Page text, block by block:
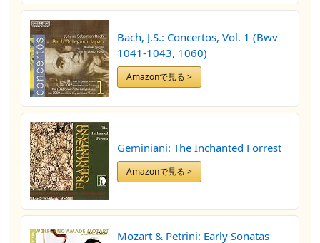
Bach, J.S.: Concertos, Vol. 1 (Bwv
1041-1043, 1060)
Amazonで見る >
Geminiani: The Inchanted Forrest
Amazonで見る >
Mozart & Petrini: Early Sonatas